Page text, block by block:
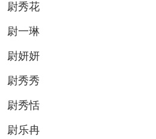
尉秀花
尉一琳
尉妍妍
尉秀秀
尉秀恬
尉乐冉